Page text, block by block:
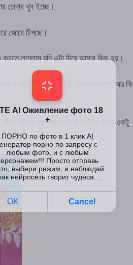
চোদার খুব ইচ্ছে।
জোরে টিপছে।
লাগলাম যদি এটা দিয়ে আমার কিছু হয়।
আর ভিডিও টা দেখে খেঁচতে লাগলাম আঃ কি
আমি আস্তে করে ডাকলাম ও কাকিমা শুনছ একটু